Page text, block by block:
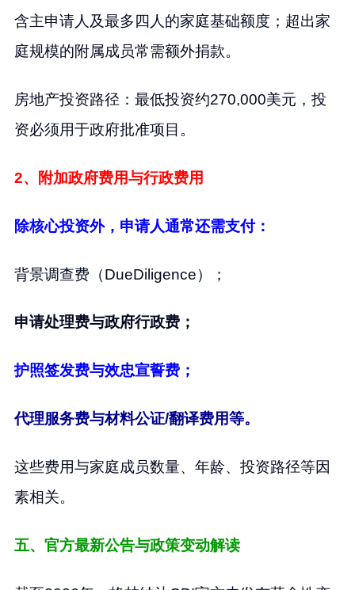
含主申请人及最多四人的家庭基础额度；超出家
庭规模的附属成员常需额外捐款。
房地产投资路径：最低投资约270,000美元，投
资必须用于政府批准项目。
2、附加政府费用与行政费用
除核心投资外，申请人通常还需支付：
背景调查费（DueDiligence）；
申请处理费与政府行政费；
护照签发费与效忠宣誓费；
代理服务费与材料公证/翻译费用等。
这些费用与家庭成员数量、年龄、投资路径等因
素相关。
五、官方最新公告与政策变动解读